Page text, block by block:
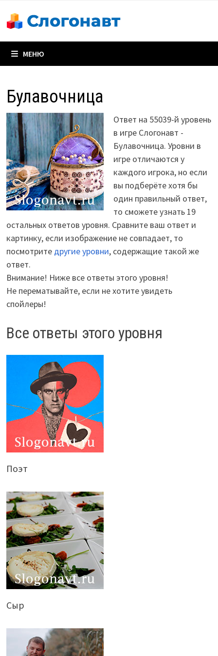
содержимому
МЕНЮ
Булавочница
Ответ на 55039-й уровень
в игре Слогонавт -
Булавочница. Уровни в
игре отличаются у
каждого игрока, но если
вы подберёте хотя бы
один правильный ответ,
то сможете узнать 19
остальных ответов уровня. Сравните ваш ответ и
картинку, если изображение не совпадает, то
посмотрите другие уровни, содержащие такой же
ответ.
Внимание! Ниже все ответы этого уровня!
Не перематывайте, если не хотите увидеть
спойлеры!
Все ответы этого уровня
Поэт
Сыр